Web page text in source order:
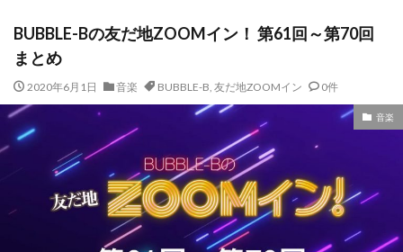
BUBBLE-Bの友だ地ZOOMイン！ 第61回～第70回
まとめ
2020年6月1日 音楽 BUBBLE-B, 友だ地ZOOMイン 0件
音楽